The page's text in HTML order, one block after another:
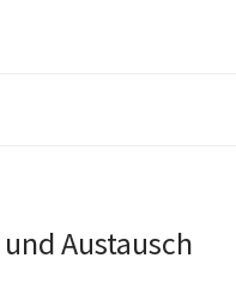
Austausch